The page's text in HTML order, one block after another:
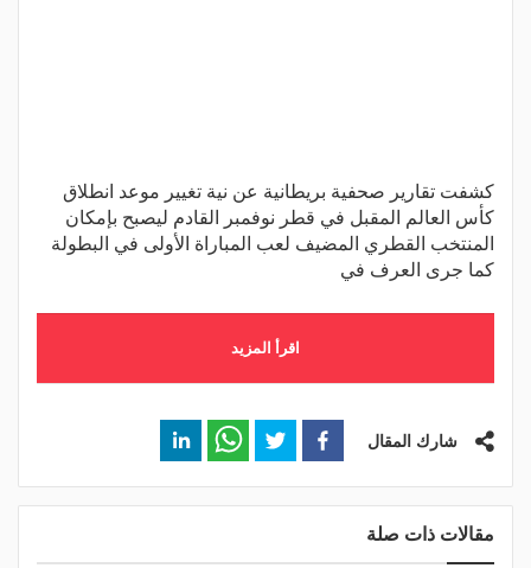
كشفت تقارير صحفية بريطانية عن نية تغيير موعد انطلاق
كأس العالم المقبل في قطر نوفمبر القادم ليصبح بإمكان
المنتخب القطري المضيف لعب المباراة الأولى في البطولة
كما جرى العرف في
اقرأ المزيد
شارك المقال
مقالات ذات صلة